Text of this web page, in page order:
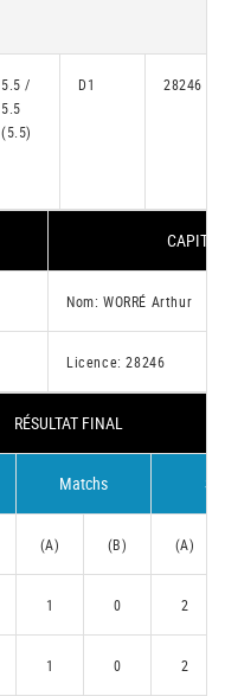
5.5 /
5.5
(5.5)
D1 28246
Nom: WORRÉ Arthur
Licence: 28246
RÉSULTAT FINAL
Matchs
(A) (B) (A)
1 0 2
1 0 2